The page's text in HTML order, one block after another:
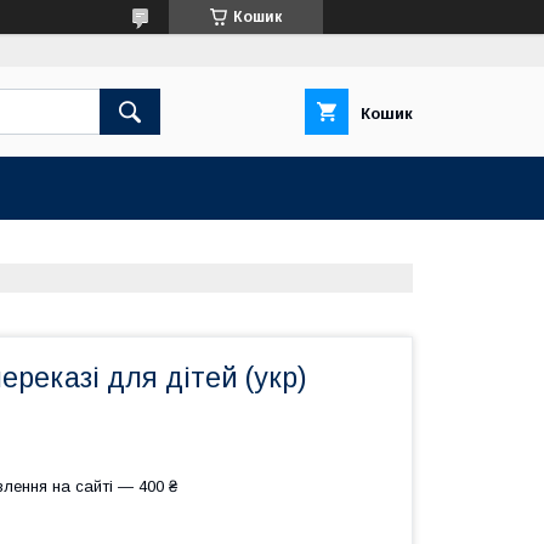
Кошик
Кошик
для дітей (укр)
на сайті — 400 ₴